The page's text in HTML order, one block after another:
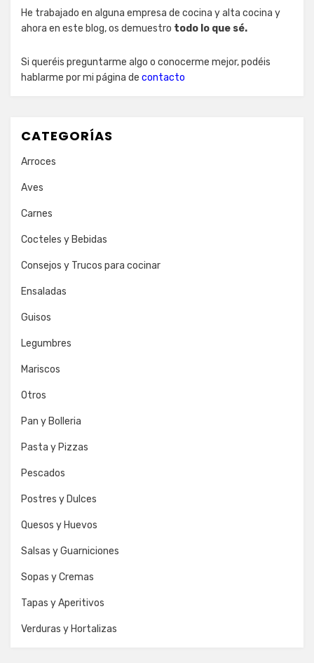
He trabajado en alguna empresa de cocina y alta cocina y
ahora en este blog, os demuestro todo lo que sé.
Si queréis preguntarme algo o conocerme mejor, podéis
hablarme por mi página de contacto
CATEGORÍAS
Arroces
Aves
Carnes
Cocteles y Bebidas
Consejos y Trucos para cocinar
Ensaladas
Guisos
Legumbres
Mariscos
Otros
Pan y Bolleria
Pasta y Pizzas
Pescados
Postres y Dulces
Quesos y Huevos
Salsas y Guarniciones
Sopas y Cremas
Tapas y Aperitivos
Verduras y Hortalizas